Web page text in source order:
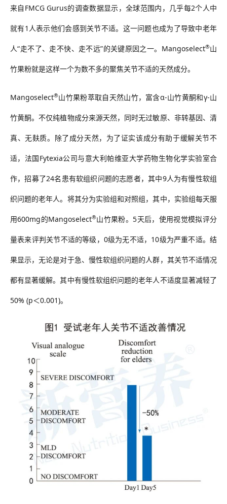
来自 FMCG Gurus的调查数据显示，全球范围内，几乎每2个人中
就有1 人表示他们会感到关节不适。这一问题也成为了导致中老年
人“走不了、走不快、走不远”的关键原因之一。 Mangoselect®山
竹果粉就是这样一个为数不多的聚焦关节不适的天然成分。
Mangoselect®山竹果粉萃取自天然山竹，富含α-山竹黄酮和γ-山
竹黄酮。不仅纯植物成分来源天然，同时无过敏原、非转基因、清
真、无麸质。除了成分天然，为了证实该成分有助于缓解关节不
适，法国Fytexia公司与意大利帕维亚大学药物生物化学实验室合
作，招募了24名患有软组织问题的志愿者，其中9人为有慢性软组
织问题的老年人。将其分为实验组和对照组，其中，实验组每天服
用600mg的Mangoselect®山竹果粉。 5天后，使用视觉模拟评分
量表来评判关节不适的等级， 0级为无不适， 10级为严重不适。结
果显示，无论是对于急、慢性软组织问题的人群，其关节不适情况
都有显著缓解。其中有慢性软组织问题的老年人不适度显著减轻了
50% (p＜0.001)。